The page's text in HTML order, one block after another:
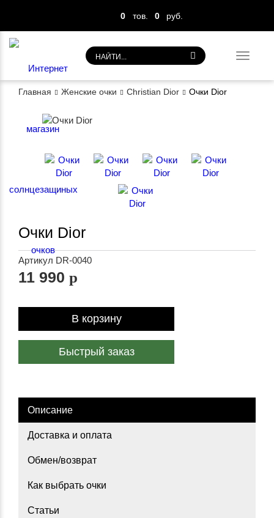
0 тов. 0 руб.
Главная Женские очки Christian Dior Очки Dior
Очки Dior
Артикул DR-0040
11 990 p
В корзину
Быстрый заказ
Описание
Доставка и оплата
Обмен/возврат
Как выбрать очки
Статьи